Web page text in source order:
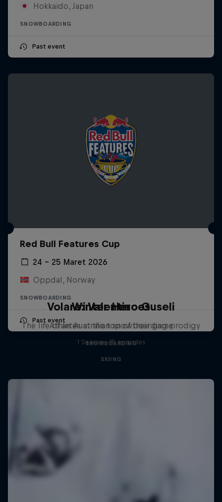
Hokkaido, Japan
SNOWBOARDING
Past event
Red Bull Features Cup
24 – 25 Maret 2026
Oppdal, Norway
SNOWBOARDING
Past event
Volare: Valentino Guseli
The life of an Australian snowboarding prodigy
SNOWBOARDING
Winter Heroes
Athletes at the top of their game
1 Season · 15 episodes
SKIING